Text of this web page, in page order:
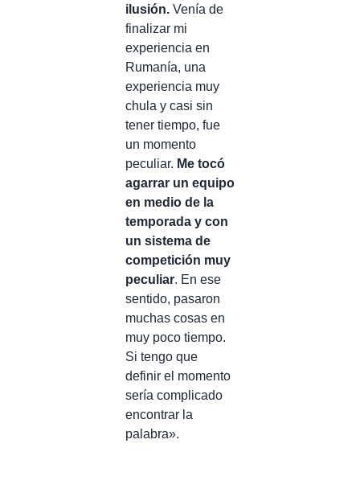
ilusión. Venía de
finalizar mi
experiencia en
Rumanía, una
experiencia muy
chula y casi sin
tener tiempo, fue
un momento
peculiar. Me tocó
agarrar un equipo
en medio de la
temporada y con
un sistema de
competición muy
peculiar. En ese
sentido, pasaron
muchas cosas en
muy poco tiempo.
Si tengo que
definir el momento
sería complicado
encontrar la
palabra».